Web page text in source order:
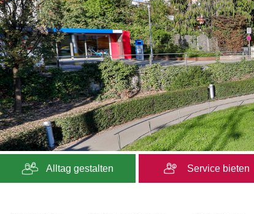
Alltag gestalten Service bieten